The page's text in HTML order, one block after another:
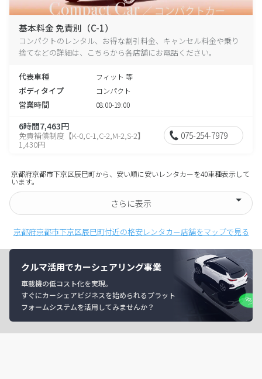
基本料金 免責別（C-1）
コンパクトのレンタル、お得な割引料金、キャンセル料金や乗り
捨てなどの詳細は、こちらから各店舗にお電話ください。
代表車種 フィット 等
ボディタイプ コンパクト
営業時間 08:00-19:00
6時間7,463円
免責補償制度【K-0,C-1,C-2,M-2,S-2】
1,430円
075-254-7979
京都府京都市下京区辰巳町から、安い順に安いレンタカーを40車種表示して
います。
さらに表示
京都府京都市下京区辰巳町付近の格安レンタカー店舗をマップで見る
クルマ活用でカーシェアリング事業
車載機の低コスト化を実現。
すぐにカーシェアビジネスを始められるプラット
フォームシステムを活用してみませんか？